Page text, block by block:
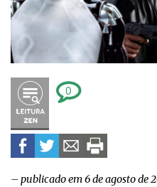
0
– publicado em 6 de agosto de